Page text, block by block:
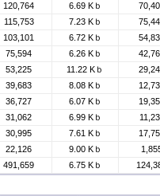
120,764 6.69 Kｂ
115,753 7.23 Kｂ
103,101 6.72 Kｂ
75,594 6.26 Kｂ
53,225 11.22 Kｂ
39,683 8.08 Kｂ
36,727 6.07 Kｂ
31,062 6.99 Kｂ
30,995 7.61 Kｂ
22,126 9.00 Kｂ
491,659 6.75 Kｂ